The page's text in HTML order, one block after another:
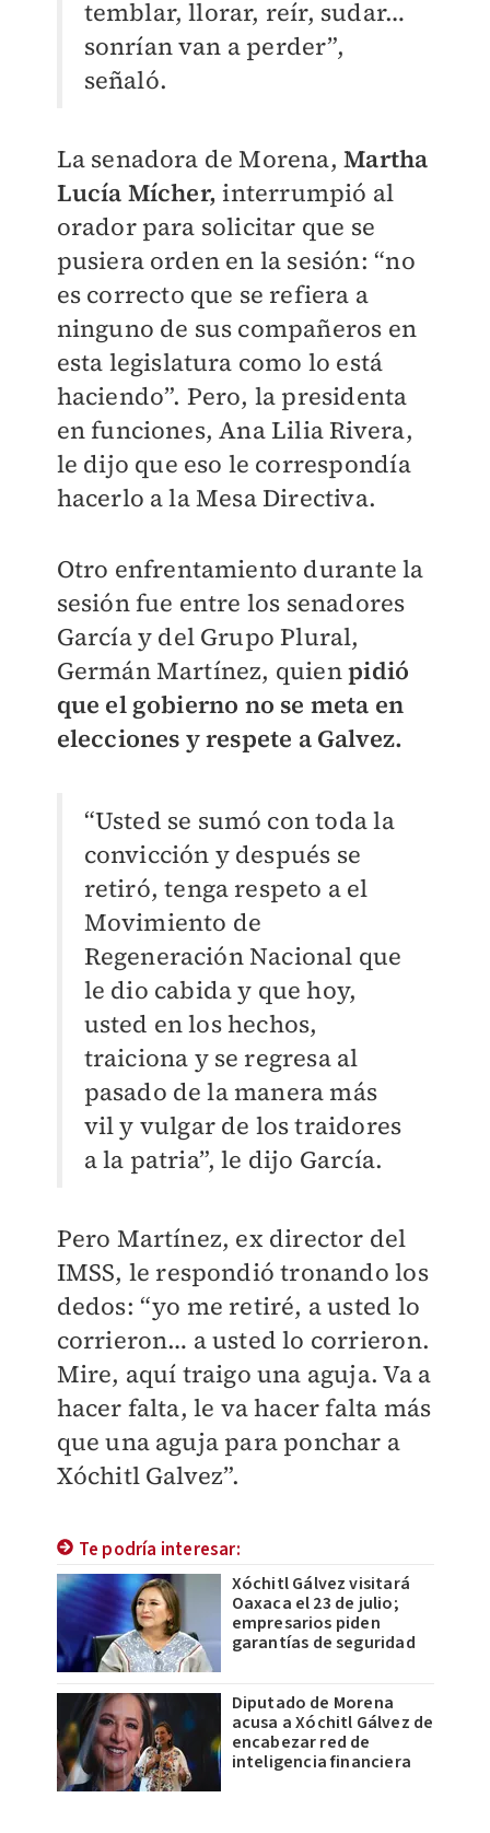
temblar, llorar, reír, sudar…
sonrían van a perder”,
señaló.
La senadora de Morena,Martha
Lucía Mícher, interrumpió al
orador para solicitar que se
pusiera orden en la sesión: “no
es correcto que se refiera a
ninguno de sus compañeros en
esta legislatura como lo está
haciendo”. Pero, la presidenta
en funciones, Ana Lilia Rivera,
le dijo que eso le correspondía
hacerlo a la Mesa Directiva.
Otro enfrentamiento durante la
sesión fue entre los senadores
García y del Grupo Plural,
Germán Martínez, quienpidió
que el gobierno no se meta en
elecciones y respete a Galvez.
“Usted se sumó con toda la
convicción y después se
retiró, tenga respeto a el
Movimiento de
Regeneración Nacional que
le dio cabida y que hoy,
usted en los hechos,
traiciona y se regresa al
pasado de la manera más
vil y vulgar de los traidores
a la patria”, le dijo García.
Pero Martínez, ex director del
IMSS, le respondió tronando los
dedos: “yo me retiré, a usted lo
corrieron… a usted lo corrieron.
Mire, aquí traigo una aguja. Va a
hacer falta, le va hacer falta más
que una aguja para ponchar a
Xóchitl Galvez”.
Te podría interesar:
Xóchitl Gálvez visitará
Oaxaca el 23 de julio;
empresarios piden
garantías de seguridad
Diputado de Morena
acusa a Xóchitl Gálvez de
encabezar red de
inteligencia financiera